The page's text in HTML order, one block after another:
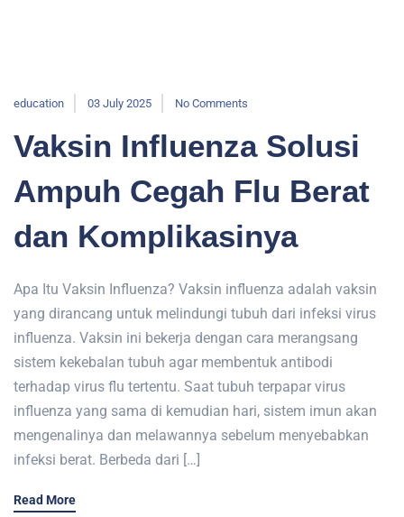
education 03 July 2025 No Comments
Vaksin Influenza Solusi
Ampuh Cegah Flu Berat
dan Komplikasinya
Apa Itu Vaksin Influenza? Vaksin influenza adalah vaksin
yang dirancang untuk melindungi tubuh dari infeksi virus
influenza. Vaksin ini bekerja dengan cara merangsang
sistem kekebalan tubuh agar membentuk antibodi
terhadap virus flu tertentu. Saat tubuh terpapar virus
influenza yang sama di kemudian hari, sistem imun akan
mengenalinya dan melawannya sebelum menyebabkan
infeksi berat. Berbeda dari […]
Read More